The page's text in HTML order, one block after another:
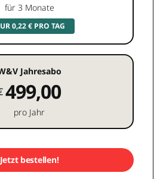
für 3 Monate
0,22 € PRO TAG
Jahresabo
499,00
pro Jahr
Jetzt bestellen!